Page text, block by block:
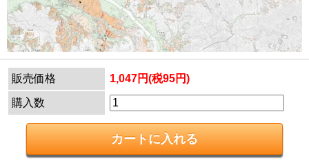
販売価格 1,047円(税95円)
購入数